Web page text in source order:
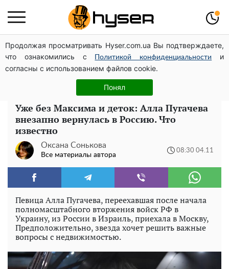
Продолжая просматривать Hyser.com.ua Вы подтверждаете,
что ознакомились с
Политикой конфиденциальности
и
согласны с использованием файлов cookie.
Понял
Елена Тополя слив видео – это далеко не все:
фронтмен "Антитела" Тарас Тополя стал следующим
Полностью голая Анна Тринчер блеснула
"прелестями": таких размеров вы еще не видели
Уже без Максима и деток: Алла Пугачева
внезапно вернулась в Россию. Что
известно
Оксана Сонькова
Все материалы автора
08:30 04.11
Певица Алла Пугачева, переехавшая после начала
полномасштабного вторжения войск РФ в
Украину, из России в Израиль, приехала в Москву,
Предположительно, звезда хочет решить важные
вопросы с недвижимостью.